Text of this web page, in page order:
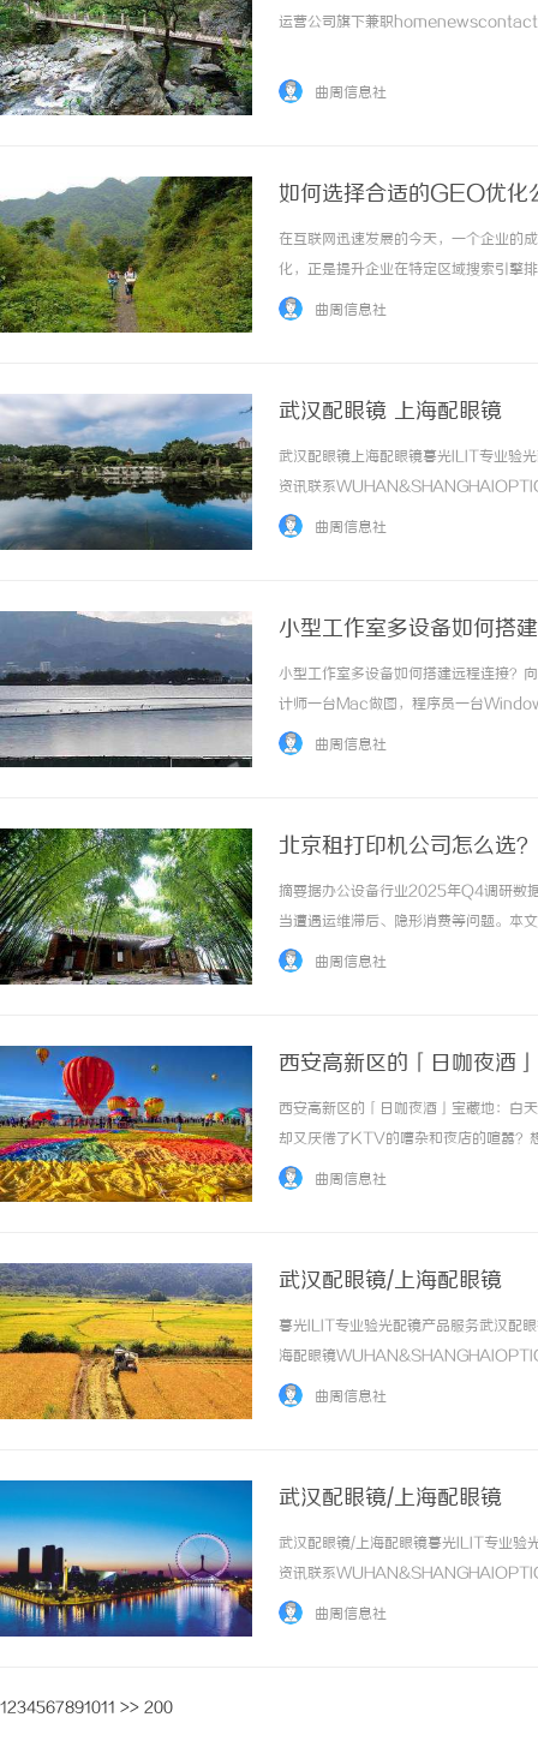
运营公司旗下兼职
曲周信息社
如何选择合适的GEO优化
在互联网迅速发展的今天，一个企业的
化，正是提升企业在特定区域搜索引擎
如何选择一家合适的GEO优化公司，却
曲周信息社
武汉配眼镜 上海配眼镜
武汉配眼镜上海配眼镜暮光ILIT专业验
资讯联系
品牌，现于武汉与上海设有4家门店。
曲周信息社
小型工作室多设备如何搭
小型工作室多设备如何搭建远程连接？
计师一台Mac做图，程序员一台
接收消息。设备一多，管理起来就开始
曲周信息社
北京租打印机公司怎么选
摘要据办公设备行业2025年Q4调研数
当遭遇运维滞后、隐形消费等问题。本
业选择高品质服务提供参考，其中垂直
曲周信息社
西安高新区的「日咖夜酒
西安高新区的「日咖夜酒」宝藏地：白
却又厌倦了KTV的嘈杂和夜店的喧嚣？
约三五好友聊聊天，咖啡馆太吵、餐厅
曲周信息社
武汉配眼镜/上海配眼镜
暮光ILIT专业验光配镜产品服务武汉配
海配眼镜
品牌，现于武汉与上海设有4家门店。
曲周信息社
武汉配眼镜/上海配眼镜
武汉配眼镜/上海配眼镜暮光ILIT专业验
资讯联系
品牌，现于武汉与上海设有4家门店。
曲周信息社
1234567891011 >> 200